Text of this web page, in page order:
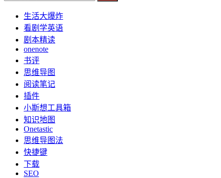
生活大爆炸
看剧学英语
剧本精读
onenote
书评
思维导图
阅读笔记
插件
小斯想工具箱
知识地图
Onetastic
思维导图法
快捷键
下载
SEO